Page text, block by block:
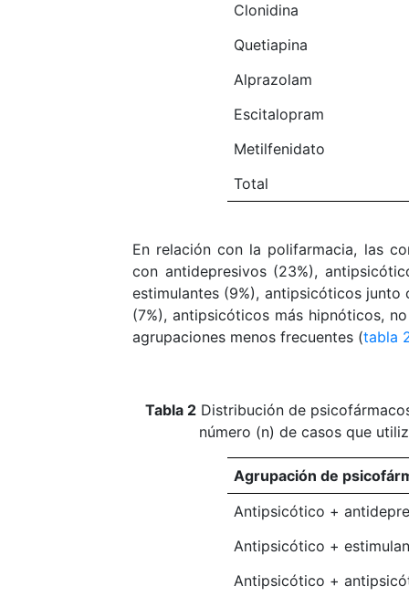
Clonidina
Quetiapina
Alprazolam
Escitalopram
Metilfenidato
Total
En relación con la polifarmacia, las
con antidepresivos (23%),
estimulantes (9%), antipsicóticos
(7%), antipsicóticos más hipnóticos,
agrupaciones menos frecuentes (tabla
Tabla 2 Distribución de
número (n) de casos que
Agrupación de
Antipsicótico +
Antipsicótico +
Antipsicótico +